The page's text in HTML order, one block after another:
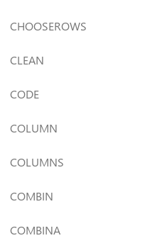
CHOOSEROWS
CLEAN
CODE
COLUMN
COLUMNS
COMBIN
COMBINA